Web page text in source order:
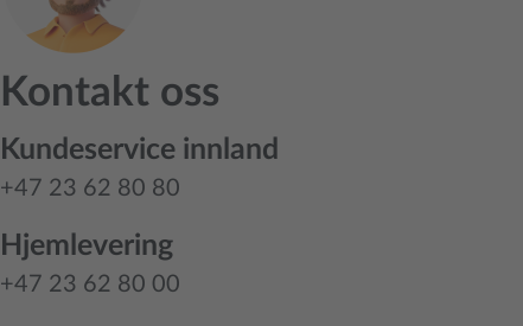
Kontakt oss
Kundeservice innland
+47 23 62 80 80
Hjemlevering
+47 23 62 80 00